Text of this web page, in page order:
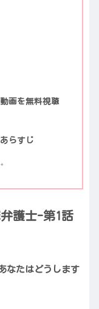
画を無料視聴
らすじ
護士-第1話
なたはどうします